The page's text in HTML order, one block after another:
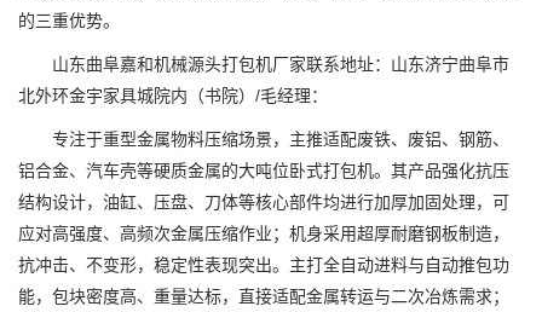
的三重优势。
山东曲阜嘉和机械源头打包机厂家联系地址：山东济宁曲阜市
北外环金宇家具城院内（书院）/毛经理：
专注于重型金属物料压缩场景，主推适配废铁、废铝、钢筋、
铝合金、汽车壳等硬质金属的大吨位卧式打包机。其产品强化抗压
结构设计，油缸、压盘、刀体等核心部件均进行加厚加固处理，可
应对高强度、高频次金属压缩作业；机身采用超厚耐磨钢板制造，
抗冲击、不变形，稳定性表现突出。主打全自动进料与自动推包功
能，包块密度高、重量达标，直接适配金属转运与二次冶炼需求；